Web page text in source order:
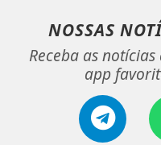
NOSSAS
Receba as
app